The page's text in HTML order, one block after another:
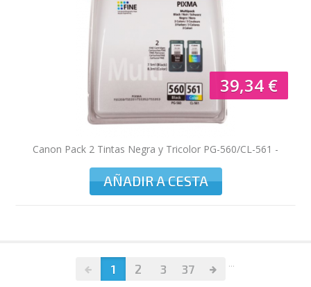
39,34 €
Canon Pack 2 Tintas Negra y Tricolor PG-560/CL-561 -
3713C006 - 180 págians
AÑADIR A CESTA
1 2 3 ...
37